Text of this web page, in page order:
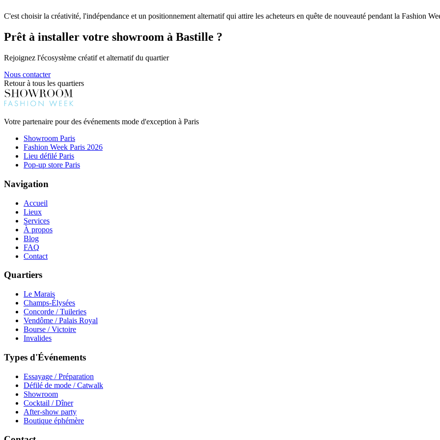
C'est choisir la créativité, l'indépendance et un positionnement alternatif qui attire les acheteurs en quête de nouveauté pendant la Fashion
Prêt à installer votre showroom à Bastille ?
Rejoignez l'écosystème créatif et alternatif du quartier
Nous contacter
Retour à tous les quartiers
Votre partenaire pour des événements mode d'exception à Paris
Showroom Paris
Fashion Week Paris 2026
Lieu défilé Paris
Pop-up store Paris
Navigation
Accueil
Lieux
Services
À propos
Blog
FAQ
Contact
Quartiers
Le Marais
Champs-Élysées
Concorde / Tuileries
Vendôme / Palais Royal
Bourse / Victoire
Invalides
Types d'Événements
Essayage / Préparation
Défilé de mode / Catwalk
Showroom
Cocktail / Dîner
After-show party
Boutique éphémère